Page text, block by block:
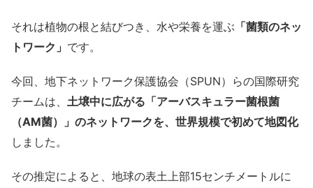
それは植物の根と結びつき、水や栄養を運ぶ 「菌類のネッ
トワーク」 です。
今回、地下ネットワーク保護協会（SPUN）らの国際研究
チームは、 土壌中に広がる「アーバスキュラー菌根菌
（AM菌）」のネットワークを、世界規模で初めて地図化
しました。
その推定によると、地球の表土上部15センチメートルに